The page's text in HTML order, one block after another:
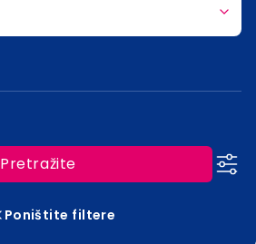
Pretražite
Poništite filtere